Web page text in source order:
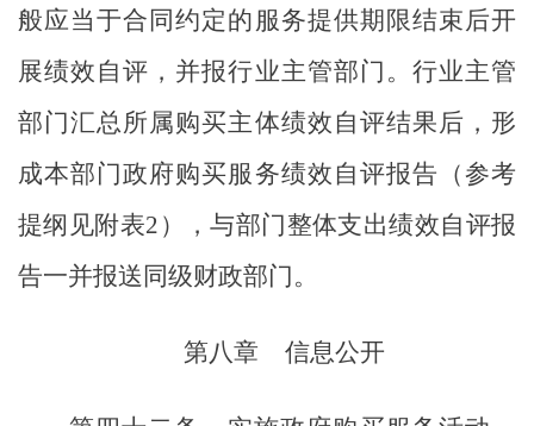
般应当于合同约定的服务提供期限结束后开
展绩效自评，并报行业主管部门。行业主管
部门汇总所属购买主体绩效自评结果后，形
成本部门政府购买服务绩效自评报告（参考
提纲见附表2 ），与部门整体支出绩效自评报
告一并报送同级财政部门。
第八章 信息公开